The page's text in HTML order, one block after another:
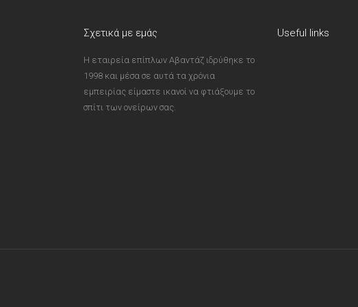
Σχετικά με εμάς
Η εταιρεία επίπλων Αβαντάζ ιδρύθηκε το
1998 και μέσα σε αυτά τα χρόνια
εμπειρίας είμαστε ικανοί να φτιάξουμε το
σπίτι των ονείρων σας.
Useful links